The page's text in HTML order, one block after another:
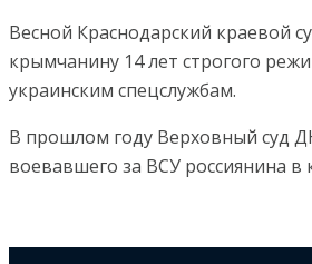
Весной Краснодарский краевой
крымчанину 14 лет строгого
украинским спецслужбам.
В прошлом году Верховный суд
воевавшего за ВСУ россиянина в